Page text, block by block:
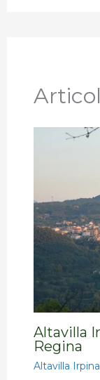
Altavilla
Regina
Altavilla Irpina